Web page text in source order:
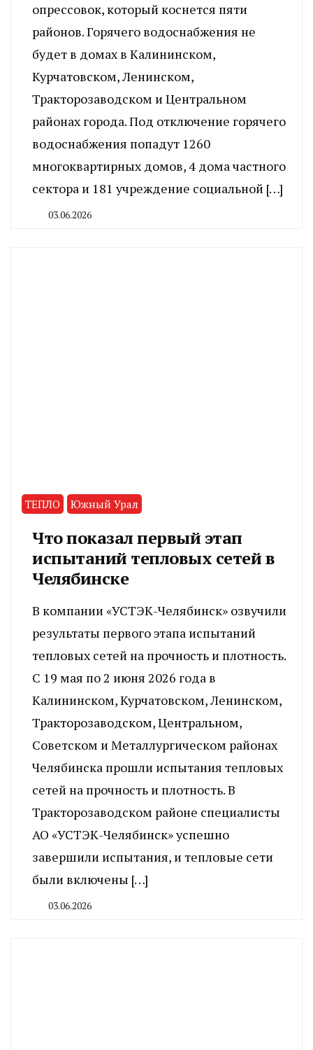
опрессовок, который коснется пяти
районов. Горячего водоснабжения не
будет в домах в Калининском,
Курчатовском, Ленинском,
Тракторозаводском и Центральном
районах города. Под отключение горячего
водоснабжения попадут 1260
многоквартирных домов, 4 дома частного
сектора и 181 учреждение социальной […]
03.06.2026
ТЕПЛО Южный Урал
Что показал первый этап
испытаний тепловых сетей в
Челябинске
В компании «УСТЭК-Челябинск» озвучили
результаты первого этапа испытаний
тепловых сетей на прочность и плотность.
С 19 мая по 2 июня 2026 года в
Калининском, Курчатовском, Ленинском,
Тракторозаводском, Центральном,
Советском и Металлургическом районах
Челябинска прошли испытания тепловых
сетей на прочность и плотность. В
Тракторозаводском районе специалисты
АО «УСТЭК-Челябинск» успешно
завершили испытания, и тепловые сети
были включены […]
03.06.2026